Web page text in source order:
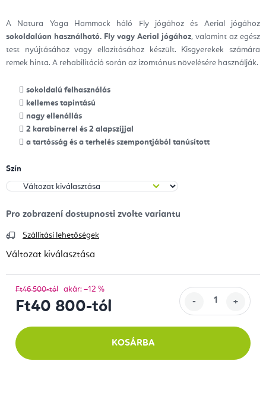
A Natura Yoga Hammock háló Fly jógához és Aerial jógához
sokoldalúan használható. Fly vagy Aerial jógához, valamint az egész
test nyújtásához vagy ellazításához készült. Kisgyerekek számára
remek hinta. A rehabilitáció során az izomtónus növelésére használják.
sokoldalú felhasználás
kellemes tapintású
nagy ellenállás
2 karabinerrel és 2 alapszíjjal
a tartósság és a terhelés szempontjából tanúsított
Szín
Szállítási lehetőségek
Változat kiválasztása
Ft46 500-tól akár: –12 %
Ft40 800-tól
KOSÁRBA